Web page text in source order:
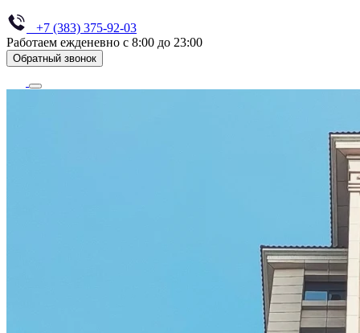
+7 (383) 375-92-03
Работаем ежденевно с 8:00 до 23:00
Обратный звонок